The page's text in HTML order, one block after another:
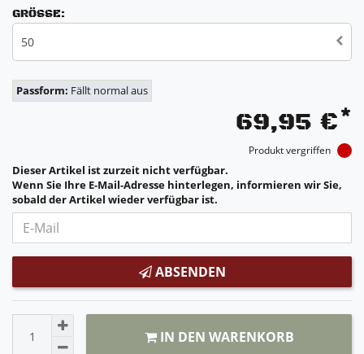
GRÖSSE:
50
Passform: Fällt normal aus
69,95 €*
Produkt vergriffen
Dieser Artikel ist zurzeit nicht verfügbar.
Wenn Sie Ihre E-Mail-Adresse hinterlegen, informieren wir Sie,
sobald der Artikel wieder verfügbar ist.
ABSENDEN
IN DEN WARENKORB